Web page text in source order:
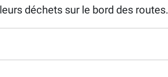
déchets sur le bord des routes.